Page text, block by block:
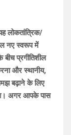
लोकतांत्रिक/
नए स्वरूप में
प्रगीतिशील
और स्थानीय,
बढ़ाने के लिए
अगर आपके पास